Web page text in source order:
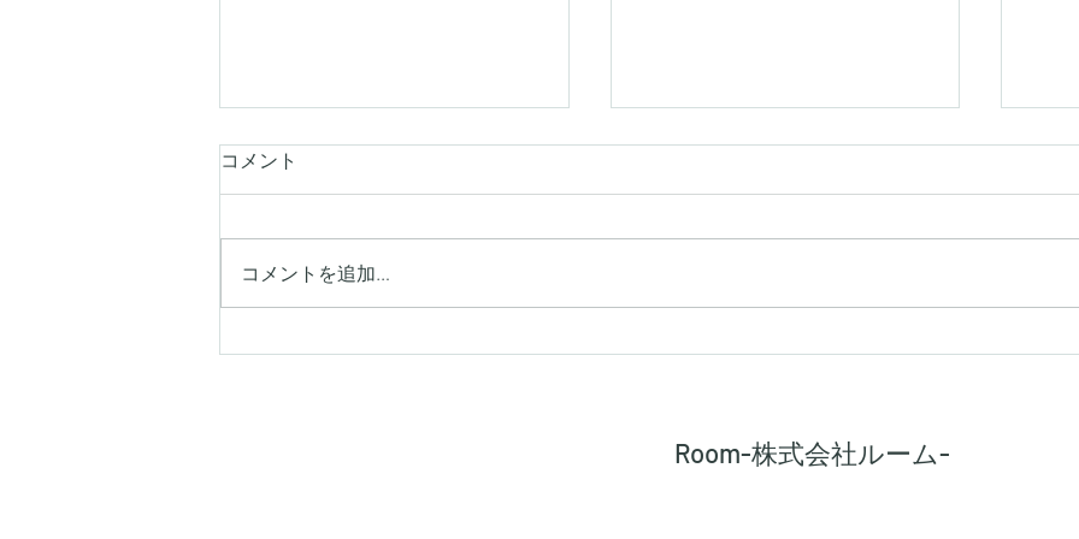
コメント
コメントを追加…
Room-株式会社ルーム-